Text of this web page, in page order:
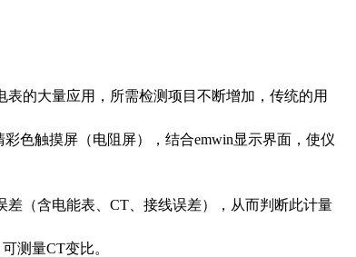
的大量应用，所需检测项目不断增加，传统的用
色触摸屏（电阻屏），结合emwin显示界面，使仪
（含电能表、CT、接线误差），从而判断此计量
测量CT变比。